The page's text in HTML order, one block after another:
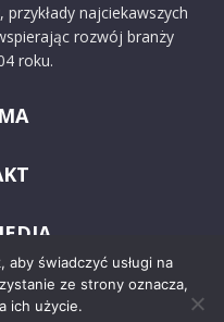
najciekawszych
rozwój branży
roku.
świadczyć usługi na
ze strony oznacza,
ich użycie.